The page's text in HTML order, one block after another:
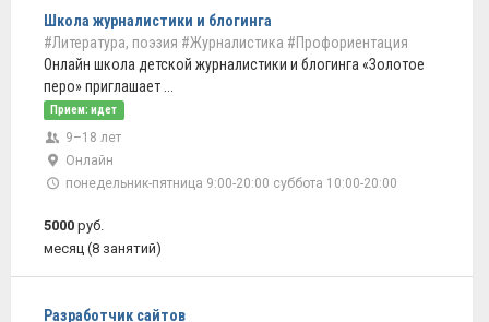
Школа журналистики и блогинга
#Литература, поэзия #Журналистика #Профориентация
Онлайн школа детской журналистики и блогинга «Золотое
перо» приглашает ...
Прием: идет
9–18 лет
Онлайн
понедельник-пятница 9:00-20:00 суббота 10:00-20:00
5000 руб.
месяц (8 занятий)
Разработчик сайтов